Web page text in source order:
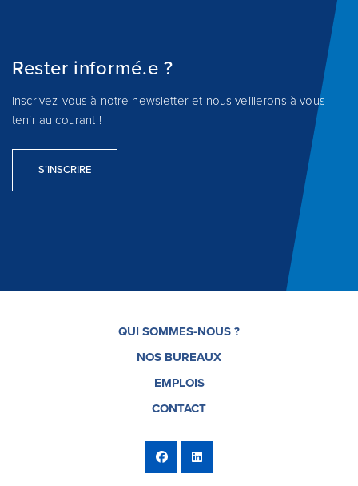
Rester informé.e ?
Inscrivez-vous à notre newsletter et nous veillerons à vous
tenir au courant !
S’INSCRIRE
QUI SOMMES-NOUS ?
NOS BUREAUX
EMPLOIS
CONTACT